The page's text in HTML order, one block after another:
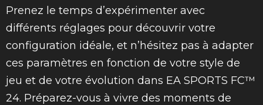
Prenez le temps d’expérimenter avec
différents réglages pour découvrir votre
configuration idéale, et n’hésitez pas à adapter
ces paramètres en fonction de votre style de
jeu et de votre évolution dans EA SPORTS FC™
24. Préparez-vous à vivre des moments de